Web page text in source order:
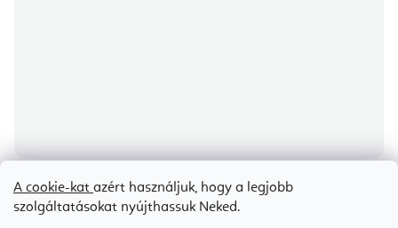
A cookie-kat azért használjuk, hogy a legjobb
szolgáltatásokat nyújthassuk Neked.
BODHI kristály hangtálak, többféle méretben 432 Hz